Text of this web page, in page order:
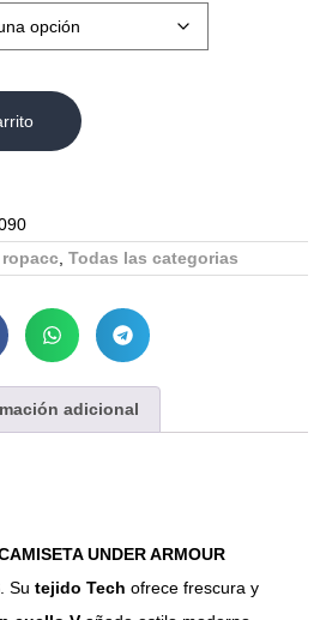
ropacc, Todas las categorias
adicional
UNDER ARMOUR
. Su tejido Tech ofrece frescura y